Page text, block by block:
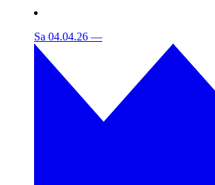
Sa 04.04.26 —